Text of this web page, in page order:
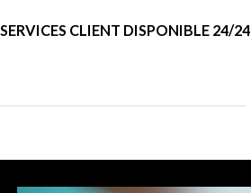
SERVICES CLIENT DISPONIBLE 24/24